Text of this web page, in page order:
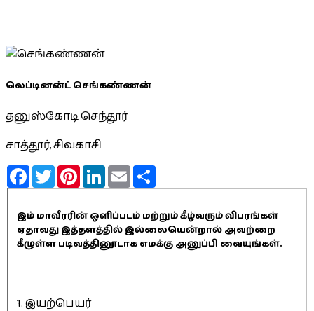
லெப்டினன்ட் செங்கண்ணன்
தனுஸ்கோடி செந்தூர்
சாத்தூர், சிவகாசி
FacebookTwitterPinterestLinkedInEmail
இம் மாவீரரின் ஒளிப்படம் மற்றும் கீழ்வரும் விபரங்கள்
ஏதாவது இத்தளத்தில் இல்லையென்றால் அவற்றை
கீழுள்ள படிவத்தினூடாக எமக்கு அனுப்பி வையுங்கள்.
1. இயற்பெயர்